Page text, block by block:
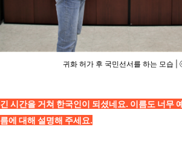
귀화 허가 후 국민선서를 하는 모습 |
긴 시간을 거쳐 한국인이 되셨네요. 이름도 너무
름에 대해 설명해 주세요.